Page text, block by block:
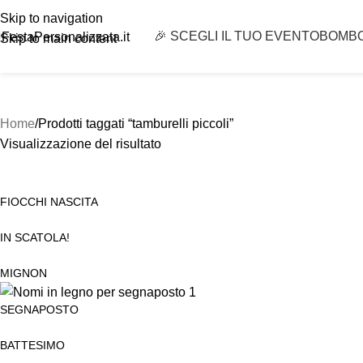
Skip to navigation
Skip to main content
FestaPersonalizzata.it 🎉 SCEGLI IL TUO EVENTO
Home Prodotti taggati “tamburelli piccoli”
Visualizzazione del risultato
FIOCCHI NASCITA
IN SCATOLA!
MIGNON
SEGNAPOSTO
BATTESIMO